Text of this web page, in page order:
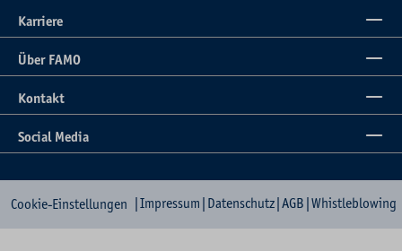
Karriere
Über FAMO
Kontakt
Social Media
Cookie-Einstellungen Impressum Datenschutz AGB Whistleblowing